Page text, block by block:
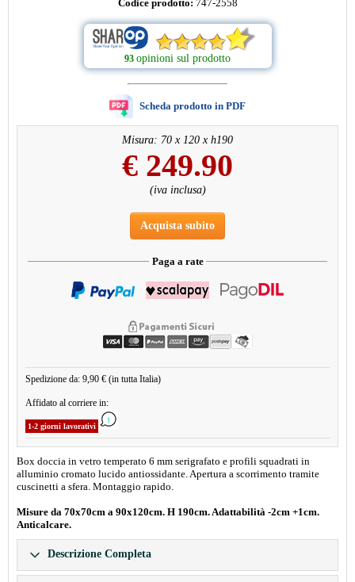
Codice prodotto: 747-2558
93 opinioni sul prodotto
Scheda prodotto in PDF
Misura: 70 x 120 x h190
€ 249.90
(iva inclusa)
Acquista subito
Paga a rate
Spedizione da: 9,90 € (in tutta Italia)
Affidato al corriere in:
1-2 giorni lavorativi
Box doccia in vetro temperato 6 mm serigrafato e profili squadrati in
alluminio cromato lucido antiossidante. Apertura a scorrimento tramite
cuscinetti a sfera. Montaggio rapido.
Misure da 70x70cm a 90x120cm. H 190cm. Adattabilità -2cm +1cm.
Anticalcare.
Descrizione Completa